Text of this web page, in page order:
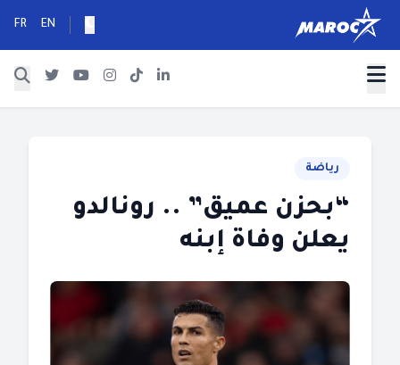
EN
FR
رياضة
“بحزن عميق” .. رونالدو
يعلن وفاة إبنه